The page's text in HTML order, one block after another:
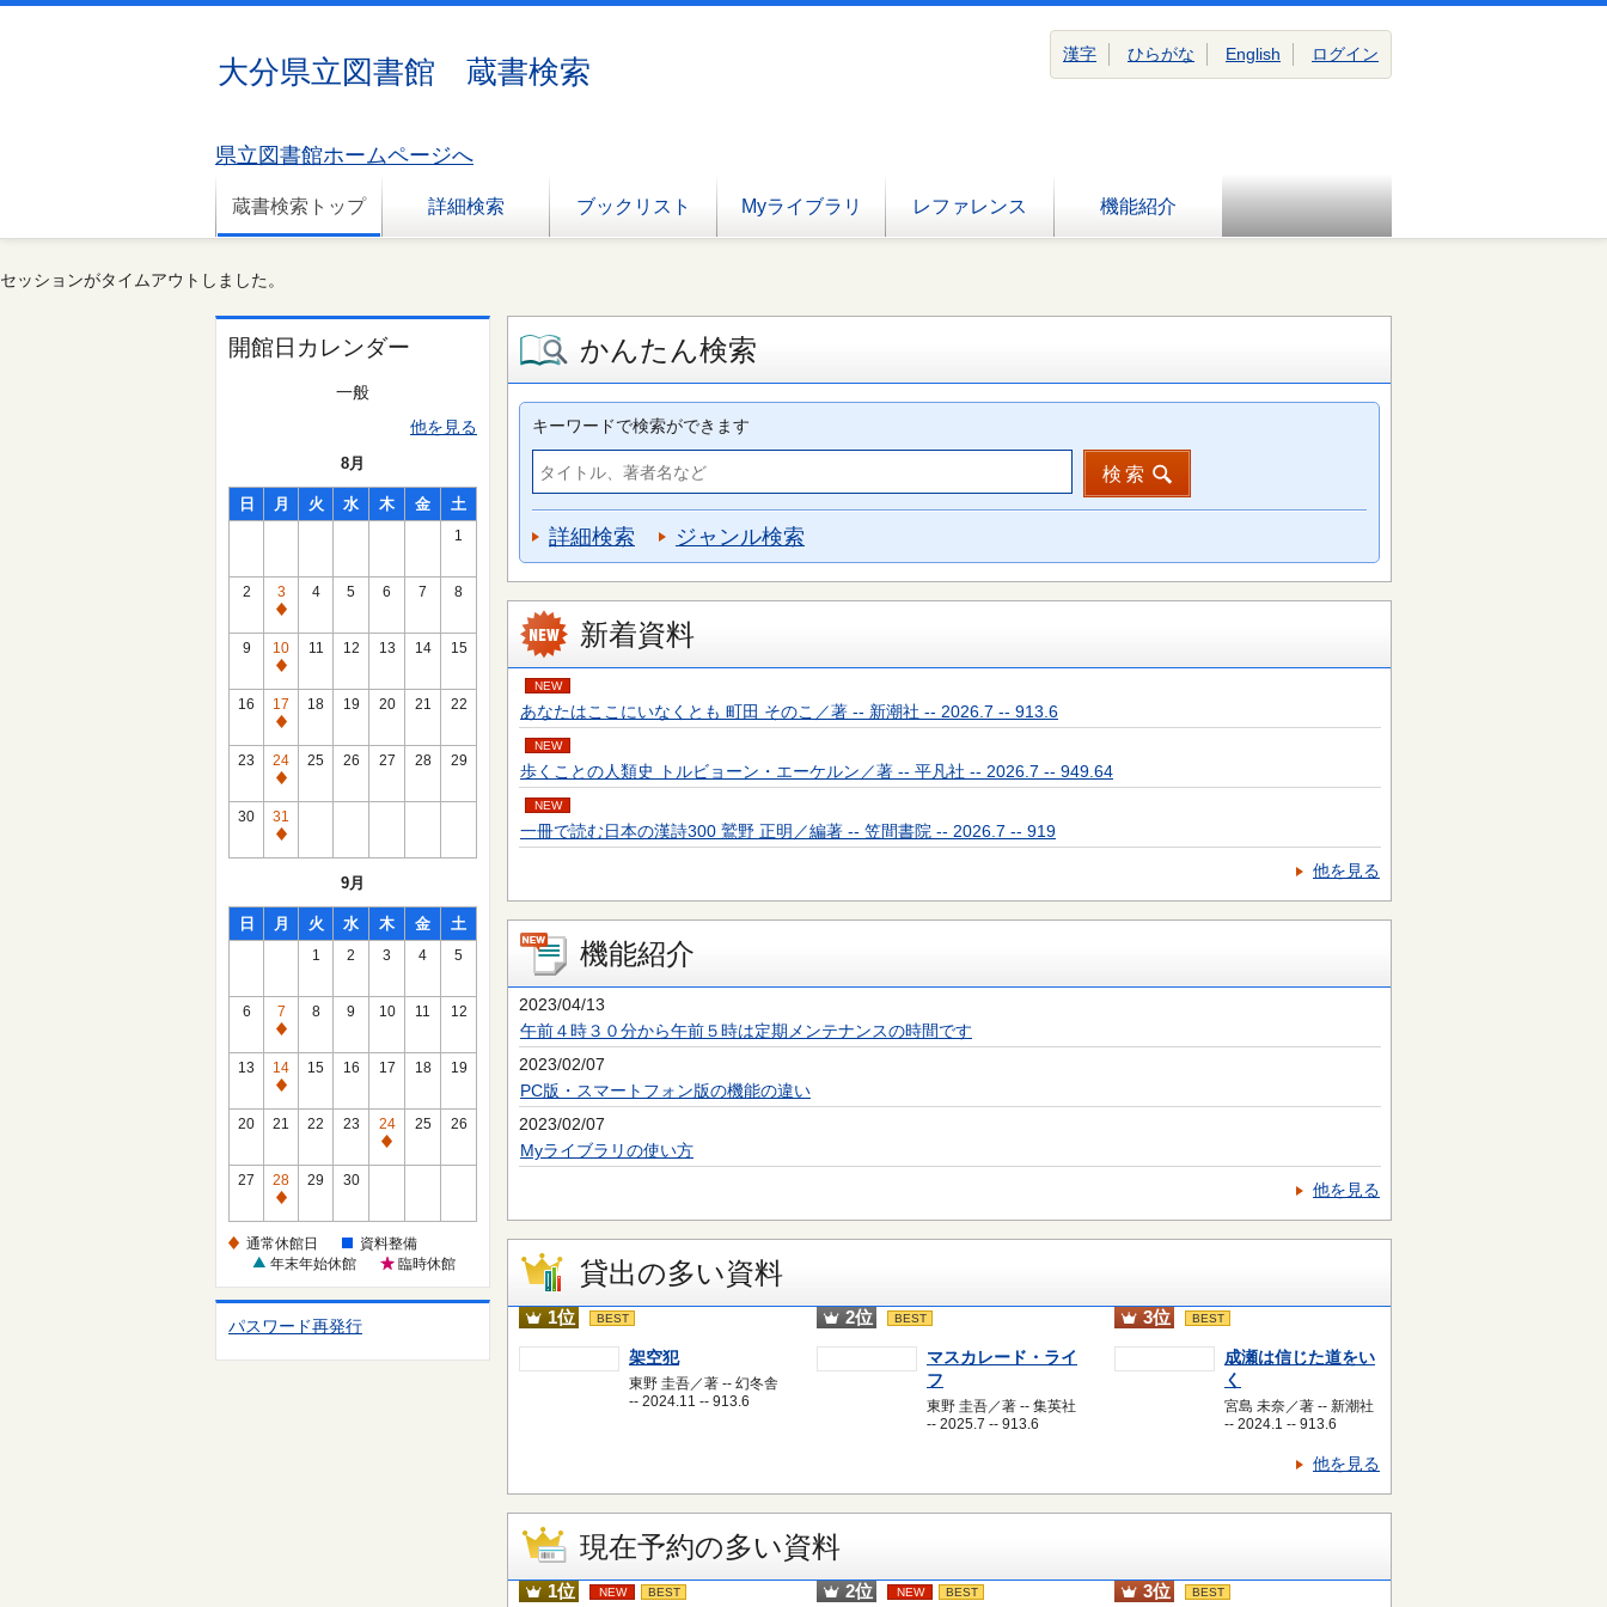
大分県立図書館 蔵書検索
県立図書館ホームページへ
蔵書検索トップ 詳細検索 ブックリスト Myライブラリ レファレンス 機能紹介
漢字 ひらがな English ログイン
セッションがタイムアウトしました。
開館日カレンダー
一般
他を見る
8月
日 月 火 水 木 金 土
1
2
3
通
常
休
館
日
4 5 6 7 8
9
10
通
常
休
館
日
11 12 13 14 15
16
17
通
常
休
館
日
18 19 20 21 22
23
24
通
常
休
館
25 26 27 28 29
30
31
通
館
日
9月
日 月 火 水 木 金 土
1 2 3 4 5
6
7
通
常
休
館
8 9 10 11 12
13
14
通
常
館
日
15 16 17 18 19
20 21 22 23
24
通
館
日
25 26
27
28
通
休
日
29 30
通常休館日
資料整備
年末年始休館
臨時休館
パスワード再発行
かんたん検索
キーワードで検索ができます
検索
詳細検索 ジャンル検索
新着資料
NEW
あなたはここにいなくとも 町田 そのこ／著 -- 新潮社 -- 2026.7 -- 913.6
NEW
歩くことの人類史 トルビョーン・エーケルン／著 -- 平凡社 -- 2026.7 -- 949.64
NEW
一冊で読む日本の漢詩300 鷲野 正明／編著 -- 笠間書院 -- 2026.7 -- 919
他を見る
機能紹介
2023/04/13
午前４時３０分から午前５時は定期メンテナンスの時間です
2023/02/07
PC版・スマートフォン版の機能の違い
2023/02/07
Myライブラリの使い方
他を見る
貸出の多い資料
1位 BEST
架空犯
東野 圭吾／著 -- 幻冬舎
-- 2024.11 -- 913.6
2位 BEST
マスカレード・ライ
フ
東野 圭吾／著 -- 集英社
-- 2025.7 -- 913.6
3位 BEST
成瀬は信じた道をい
く
宮島 未奈／著 -- 新潮社
-- 2024.1 -- 913.6
他を見る
現在予約の多い資料
1位 NEW BEST 2位 NEW BEST 3位 BEST